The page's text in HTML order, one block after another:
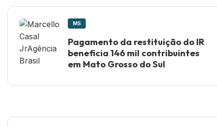
MS
Pagamento da restituição do IR
beneficia 146 mil contribuintes
em Mato Grosso do Sul